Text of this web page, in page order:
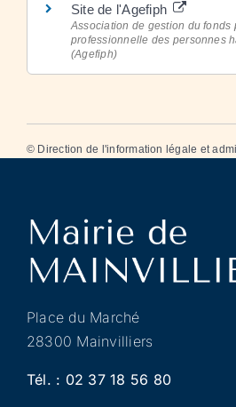
Site de l'Agefiph
Association de gestion du fonds
professionnelle des personnes
(Agefiph)
© Direction de l'information légale et
Place du Marché
28300 Mainvilliers
Tél. : 02 37 18 56 80